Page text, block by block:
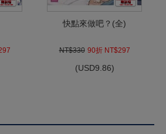
快點來做吧？(全)
NT$330 90折 NT$297
(USD9.86)